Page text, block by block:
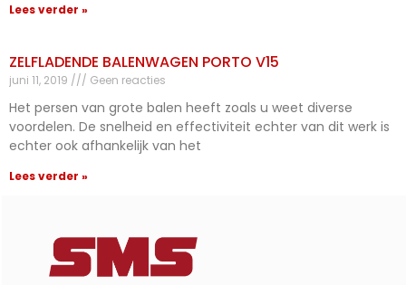
Lees verder »
ZELFLADENDE BALENWAGEN PORTO V15
juni 11, 2019 Geen reacties
Het persen van grote balen heeft zoals u weet diverse
voordelen. De snelheid en effectiviteit echter van dit werk is
echter ook afhankelijk van het
Lees verder »